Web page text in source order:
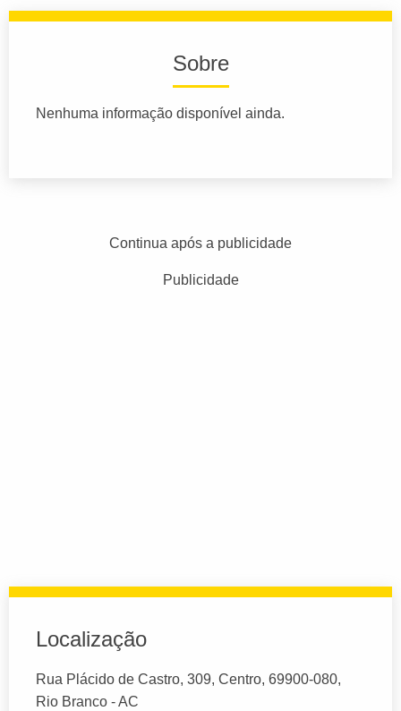
Sobre
Nenhuma informação disponível ainda.
Continua após a publicidade
Publicidade
Localização
Rua Plácido de Castro, 309, Centro, 69900-080,
Rio Branco - AC